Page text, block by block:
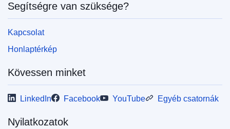
OJ : C_202406848
pdfa2a
Az időszaki kiadvány összes számának
megjelenítése
Segítségre van szüksége?
Kapcsolat
Honlaptérkép
Kövessen minket
LinkedIn Facebook YouTube Egyéb csatornák
Nyilatkozatok